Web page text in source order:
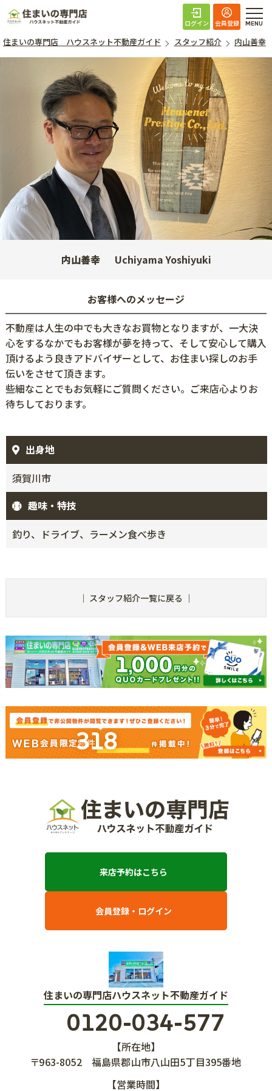
住まいの専門店 ハ
ログイン 会員登録
住まいの専門店 ハウスネット不動産ガイド スタッフ紹介 内山善幸
内山善幸 Uchiyama Yoshiyuki
お客様へのメッセージ
不動産は人生の中でも大きなお買物となりますが、一大決
心をするなかでもお客様が夢を持って、そして安心して購入
頂けるよう良きアドバイザーとして、お住まい探しのお手
伝いをさせて頂きます。
些細なことでもお気軽にご質問ください。ご来店心よりお
待ちしております。
出身地
須賀川市
趣味・特技
釣り、ドライブ、ラーメン食べ歩き
｜ スタッフ紹介一覧に戻る ｜
318
来店予約はこちら
会員登録・ログイン
住まいの専門店ハウスネット不動産ガイド
0120-034-577
【所在地】
〒963-8052
福島県郡山市八山田5丁目395番地
【営業時間】